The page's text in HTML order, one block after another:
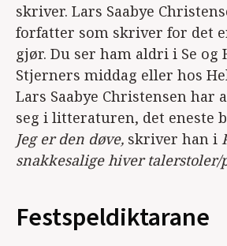
skriver. Lars Saabye
forfatter som skriver for det
gjør. Du ser ham aldri i Se og
Stjerners middag eller hos
Lars Saabye Christensen har
seg i litteraturen, det eneste
Jeg er den døve, skriver han i
snakkesalige hiver talerstoler/
Festspeldiktarane